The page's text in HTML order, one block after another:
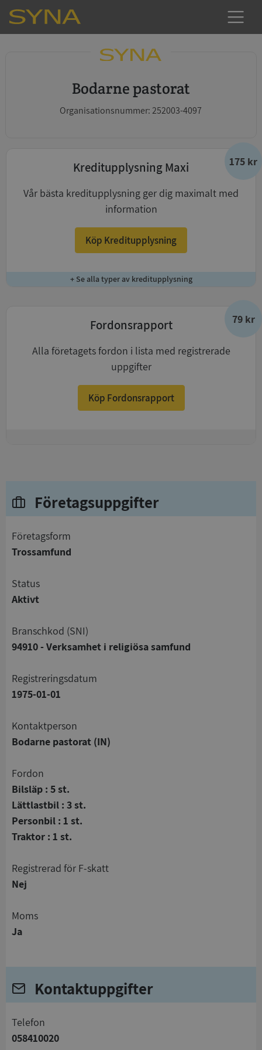
Bodarne pastorat
Organisationsnummer: 252003-4097
175 kr
Kreditupplysning Maxi
Vår bästa kreditupplysning ger dig maximalt med
information
Köp Kreditupplysning
+ Se alla typer av kreditupplysning
79 kr
Fordonsrapport
Alla företagets fordon i lista med registrerade
uppgifter
Köp Fordonsrapport
Företagsuppgifter
företagsform
Trossamfund
status
Aktivt
branschkod (SNI)
94910 - Verksamhet i religiösa samfund
registreringsdatum
1975-01-01
Kontaktperson
Bodarne pastorat (IN)
Fordon
Bilsläp : 5 st.
Lättlastbil : 3 st.
Personbil : 1 st.
Traktor : 1 st.
registrerad för F-skatt
Nej
Moms
Ja
Kontaktuppgifter
telefon
058410020